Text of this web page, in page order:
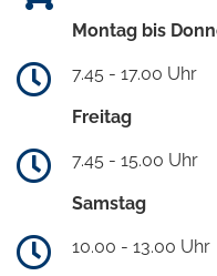
Montag bis
7.45 - 17.00 Uhr
Freitag
7.45 - 15.00 Uhr
Samstag
10.00 - 13.00 Uhr